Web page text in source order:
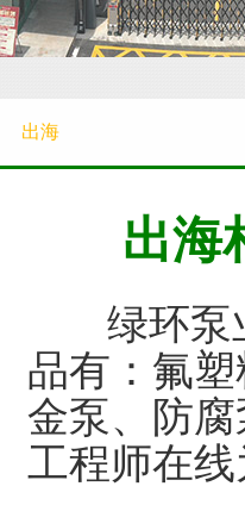
出海
出海
绿环泵
品有：氟
金泵、防
工程师在